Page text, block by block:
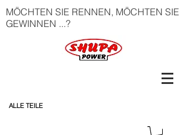
MÖCHTEN SIE RENNEN, MÖCHTEN SIE
GEWINNEN ...?
ALLE TEILE